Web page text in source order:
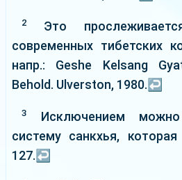
2
Это
современных тибетских
напр.: Geshe Kelsang
Behold. Ulverston, 1980.↩
3
Исключением
систему санкхья,
127.↩